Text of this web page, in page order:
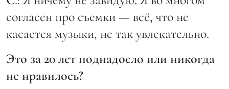
согласен про съемки — всё, что не
касается музыки, не так увлекательно.
Это за 20 лет поднадоело или никогда
не нравилось?